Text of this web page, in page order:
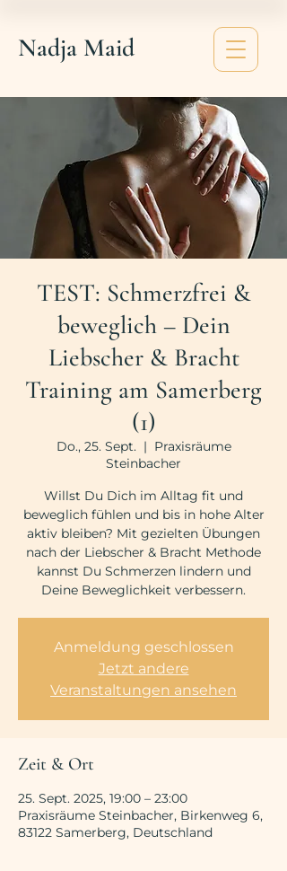
Nadja Maid
TEST: Schmerzfrei &
beweglich – Dein
Liebscher & Bracht
Training am Samerberg
(1)
Do., 25. Sept.
  |
Praxisräume
Steinbacher
Willst Du Dich im Alltag fit und
beweglich fühlen und bis in hohe Alter
aktiv bleiben? Mit gezielten Übungen
nach der Liebscher & Bracht Methode
kannst Du Schmerzen lindern und
Deine Beweglichkeit verbessern.
Anmeldung geschlossen
Jetzt andere
Veranstaltungen ansehen
Zeit & Ort
25. Sept. 2025, 19:00 – 23:00
Praxisräume Steinbacher, Birkenweg 6,
83122 Samerberg, Deutschland